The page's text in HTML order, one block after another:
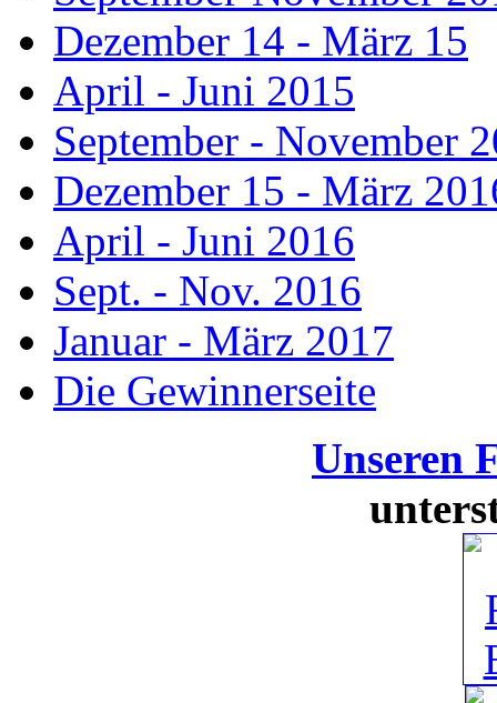
Dezember 14 - März 15
April - Juni 2015
September - November
Dezember 15 - März
April - Juni 2016
Sept. - Nov. 2016
Januar - März 2017
Die Gewinnerseite
Unseren